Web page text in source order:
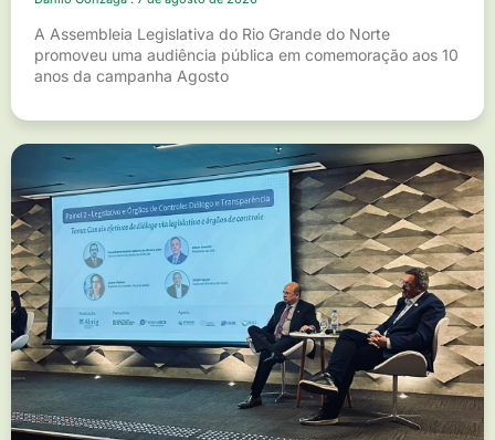
A Assembleia Legislativa do Rio Grande do Norte
promoveu uma audiência pública em comemoração aos 10
anos da campanha Agosto